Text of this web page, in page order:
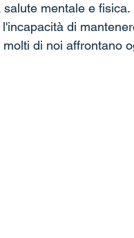
mentale e
di
di noi affrontano